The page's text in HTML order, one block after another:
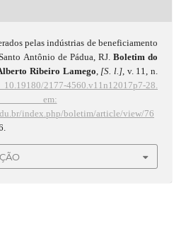
pelas indústrias de beneficiamento
Antônio de Pádua, RJ. Boletim do
Ribeiro Lamego, [S. l.], v. 11, n.
2177-4560.v11n12017p7-28.
em:
index.php/boletim/article/view/76